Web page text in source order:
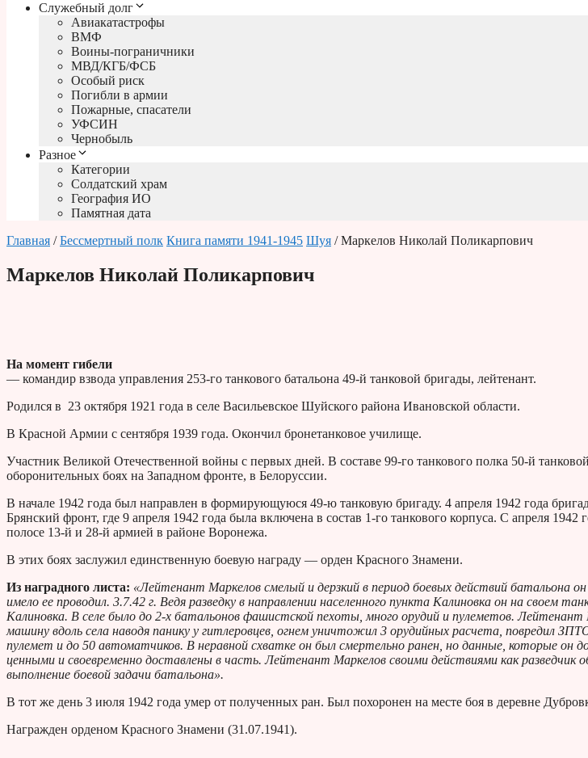
Служебный долг
Авиакатастрофы
ВМФ
Воины-пограничники
МВД/КГБ/ФСБ
Особый риск
Погибли в армии
Пожарные, спасатели
УФСИН
Чернобыль
Разное
Категории
Солдатский храм
География ИО
Памятная дата
Главная /Бессмертный полк Книга памяти 1941-1945 Шуя / Маркелов Николай Поликарпович
Маркелов Николай Поликарпович
На момент гибели
— командир взвода управления 253-го танкового батальона 49-й танковой бригады, лейтенант.
Родился в 23 октября 1921 года в селе Васильевское Шуйского района Ивановской области.
В Красной Армии с сентября 1939 года. Окончил бронетанковое училище.
Участник Великой Отечественной войны с первых дней. В составе 99-го танкового полка 50-й
оборонительных боях на Западном фронте, в Белоруссии.
В начале 1942 года был направлен в формирующуюся 49-ю танковую бригаду. 4 апреля 1942 года
Брянский фронт, где 9 апреля 1942 года была включена в состав 1-го танкового корпуса. С апреля 1942
полосе 13-й и 28-й армией в районе Воронежа.
В этих боях заслужил единственную боевую награду — орден Красного Знамени.
Из наградного листа: «Лейтенант Маркелов смелый и дерзкий в период боевых действий батальона он
имело ее проводил. 3.7.42 г. Ведя разведку в направлении населенного пункта Калиновка он на своем
Калиновка. В селе было до 2-х батальонов фашистской пехоты, много орудий и пулеметов. Лейтенант
машину вдоль села наводя панику у гитлеровцев, огнем уничтожил 3 орудийных расчета, повредил
пулемет и до 50 автоматчиков. В неравной схватке он был смертельно ранен, но данные, которые он
ценными и своевременно доставлены в часть. Лейтенант Маркелов своими действиями как разведчик
выполнение боевой задачи батальона».
В тот же день 3 июля 1942 года умер от полученных ран. Был похоронен на месте боя в деревне
Награжден орденом Красного Знамени (31.07.1941).